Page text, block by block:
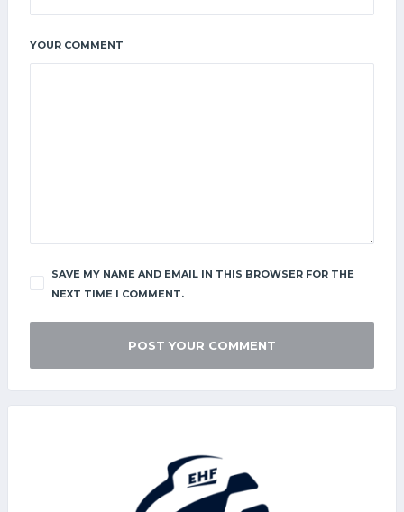
YOUR COMMENT
SAVE MY NAME AND EMAIL IN THIS BROWSER FOR THE
NEXT TIME I COMMENT.